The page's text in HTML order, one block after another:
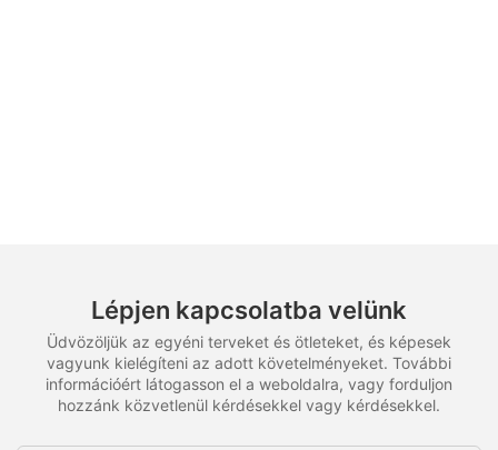
Lépjen kapcsolatba velünk
Üdvözöljük az egyéni terveket és ötleteket, és képesek
vagyunk kielégíteni az adott követelményeket. További
információért látogasson el a weboldalra, vagy forduljon
hozzánk közvetlenül kérdésekkel vagy kérdésekkel.